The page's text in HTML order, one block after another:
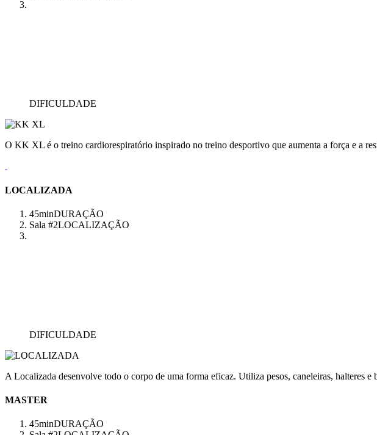
DIFICULDADE
O KK XL é o treino cardiorespiratório inspirado no treino desportivo que aumenta a força e a
LOCALIZADA
45minDURAÇÃO
Sala #2LOCALIZAÇÃO
DIFICULDADE
A Localizada desenvolve todo o corpo de uma forma eficaz. Utiliza pesos, caneleiras, halteres e
MASTER
45minDURAÇÃO